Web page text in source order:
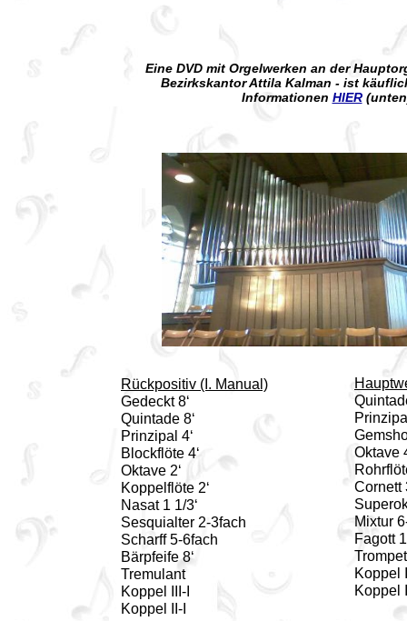
Eine DVD mit Orgelwerken an der
Bezirkskantor Attila Kalman - ist
Informationen HIER
Rückpositiv (I. Manual)
Gedeckt 8‘
Quintade 8‘
Prinzipal 4‘
Blockflöte 4‘
Oktave 2‘
Koppelflöte 2‘
Nasat 1 1/3‘
Sesquialter 2-3fach
Scharff 5-6fach
Bärpfeife 8‘
Tremulant
Koppel III-I
Koppel II-I
Oktave
Cornett
Mixtur
Fagott
Koppel
Koppel